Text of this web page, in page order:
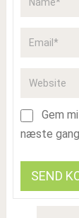
Gem
næste